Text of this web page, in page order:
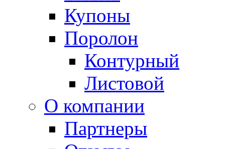
Купоны
Поролон
Контурный
Листовой
О компании
Партнеры